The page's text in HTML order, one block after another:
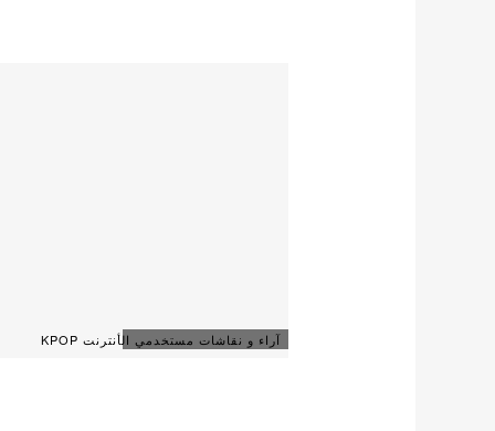
آراء و نقاشات مستخدمي الأنترنت KPOP